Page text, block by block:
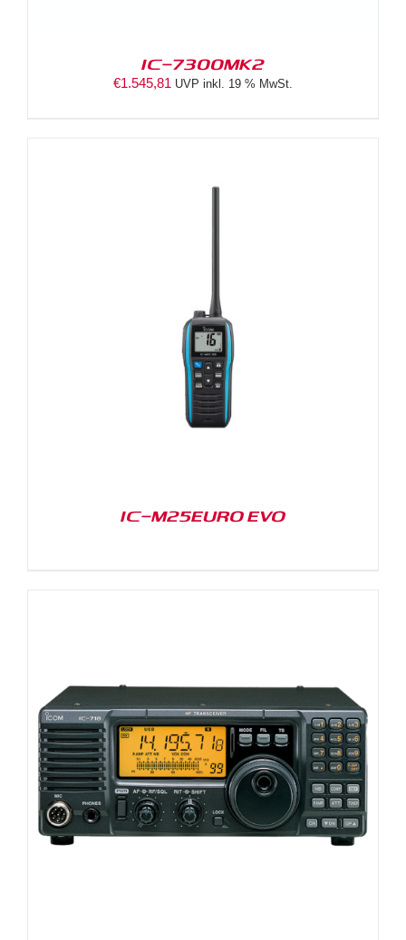
IC-7300MK2
€1.545,81 UVP inkl. 19 % MwSt.
IC-M25EURO EVO